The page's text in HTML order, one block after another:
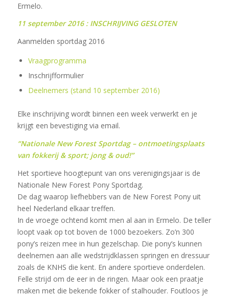
Ermelo.
11 september 2016 : INSCHRIJVING GESLOTEN
Aanmelden sportdag 2016
Vraagprogramma
Inschrijfformulier
Deelnemers (stand 10 september 2016)
Elke inschrijving wordt binnen een week verwerkt en je
krijgt een bevestiging via email.
“Nationale New Forest Sportdag – ontmoetingsplaats
van fokkerij & sport; jong & oud!”
Het sportieve hoogtepunt van ons verenigingsjaar is de
Nationale New Forest Pony Sportdag.
De dag waarop liefhebbers van de New Forest Pony uit
heel Nederland elkaar treffen.
In de vroege ochtend komt men al aan in Ermelo. De teller
loopt vaak op tot boven de 1000 bezoekers. Zo’n 300
pony’s reizen mee in hun gezelschap. Die pony’s kunnen
deelnemen aan alle wedstrijdklassen springen en dressuur
zoals de KNHS die kent. En andere sportieve onderdelen.
Felle strijd om de eer in de ringen. Maar ook een praatje
maken met die bekende fokker of stalhouder. Foutloos je